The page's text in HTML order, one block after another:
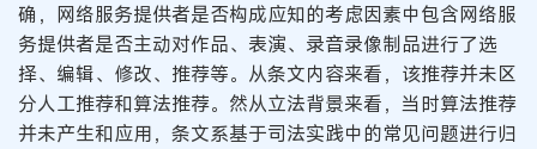
确，网络服务提供者是否构成应知的考虑因素中包含网络服
务提供者是否主动对作品、表演、录音录像制品进行了选
择、编辑、修改、推荐等。从条文内容来看，该推荐并未区
分人工推荐和算法推荐。然从立法背景来看，当时算法推荐
并未产生和应用，条文系基于司法实践中的常见问题进行归